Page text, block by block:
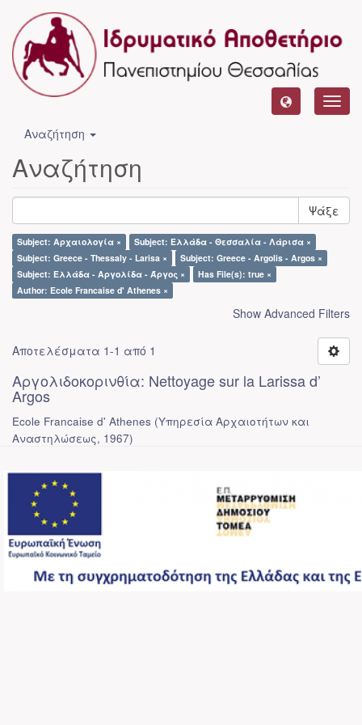
Αναζήτηση
Αναζήτηση
Ψάξε
Subject: Αρχαιολογία ×
Subject: Ελλάδα - Θεσσαλία - Λάρισα ×
Subject: Greece - Thessaly - Larisa ×
Subject: Greece - Argolis - Argos ×
Subject: Ελλάδα - Αργολίδα - Άργος ×
Has File(s): true ×
Author: Ecole Francaise d' Athenes ×
Show Advanced Filters
Αποτελέσματα 1-1 από 1
Αργολιδοκορινθία: Nettoyage sur la Larissa d’
Argos
Ecole Francaise d' Athenes (Υπηρεσία Αρχαιοτήτων και
Αναστηλώσεως, 1967)